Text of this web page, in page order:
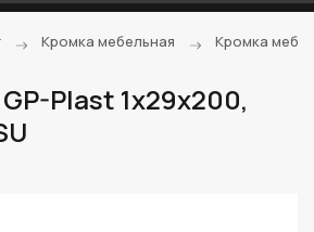
Кромка мебельная Кромка
Plast 1х29х200,